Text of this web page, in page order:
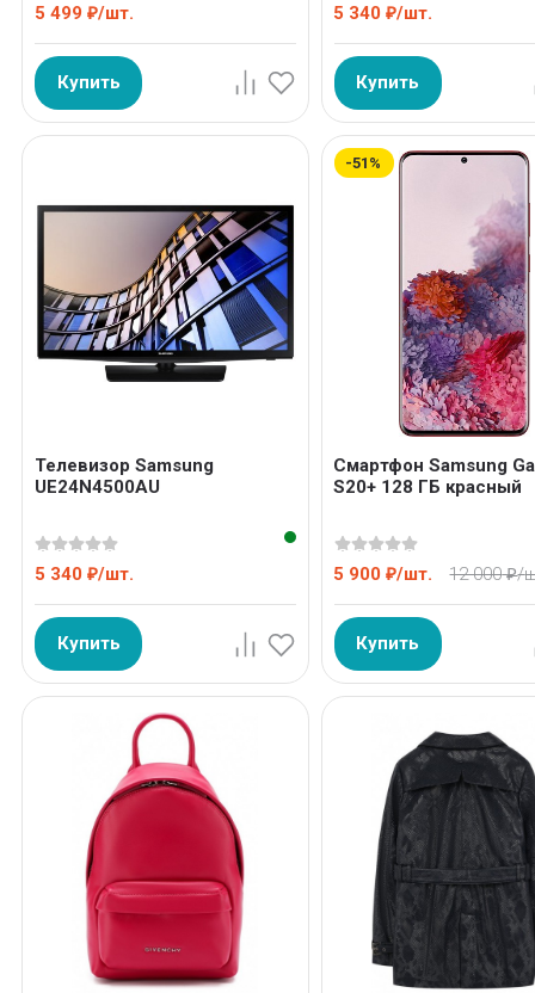
5 499 ₽/шт.
Купить
5 340 ₽/шт.
Купить
Телевизор Samsung
UE24N4500AU
5 340 ₽/шт.
Купить
-51%
Смартфон Samsung
S20+ 128 ГБ красный
5 900 ₽/шт. 12 000 ₽/
Купить